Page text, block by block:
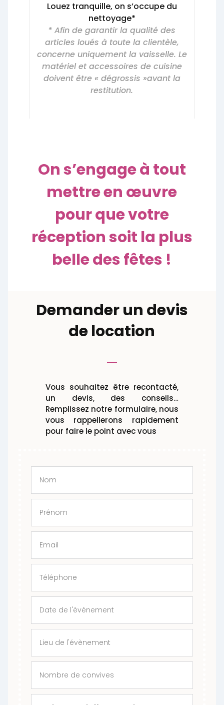
Louez tranquille, on s’occupe du
nettoyage*
* Afin de garantir la qualité des
articles loués à toute la clientèle,
concerne uniquement la vaisselle. Le
matériel et accessoires de cuisine
doivent être « dégrossis »avant la
restitution.
On s’engage à tout
mettre en œuvre
pour que votre
réception soit la plus
belle des fêtes !
Demander un devis
de location
Vous souhaitez être recontacté,
un devis, des conseils…
Remplissez notre formulaire, nous
vous rappellerons rapidement
pour faire le point avec vous